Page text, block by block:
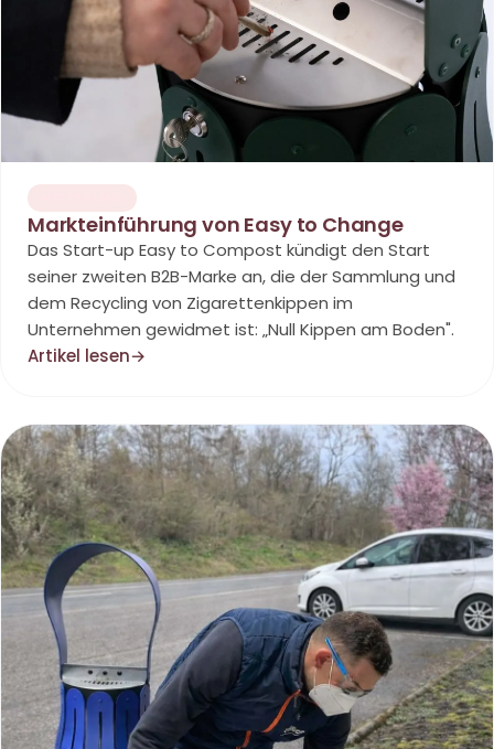
Markteinführung von Easy to Change
Das Start-up Easy to Compost kündigt den Start
seiner zweiten B2B-Marke an, die der Sammlung und
dem Recycling von Zigarettenkippen im
Unternehmen gewidmet ist: „Null Kippen am Boden".
Artikel lesen→